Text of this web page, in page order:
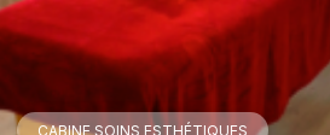
CABINE SOINS ESTHÉTIQUES